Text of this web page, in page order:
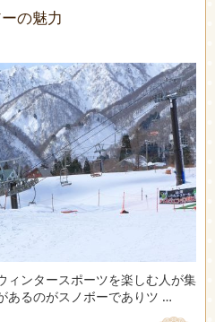
の魅力
ィンタースポーツを楽しむ人が集
あるのがスノボーでありツ …